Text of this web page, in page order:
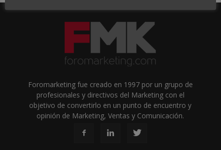
Foromarketing fue creado en 1997 por un grupo de
profesionales y directivos del Marketing con el
objetivo de convertirlo en un punto de encuentro y
opinión de Marketing, Ventas y Comunicación.